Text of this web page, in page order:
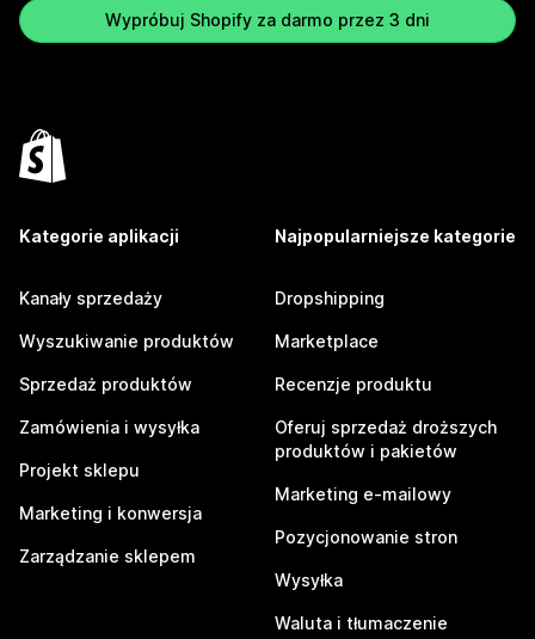
Wypróbuj Shopify za darmo przez 3 dni
Kategorie aplikacji
Kanały sprzedaży
Wyszukiwanie produktów
Sprzedaż produktów
Zamówienia i wysyłka
Projekt sklepu
Marketing i konwersja
Zarządzanie sklepem
Najpopularniejsze kategorie
Dropshipping
Marketplace
Recenzje produktu
Oferuj sprzedaż droższych
produktów i pakietów
Marketing e-mailowy
Pozycjonowanie stron
Wysyłka
Waluta i tłumaczenie